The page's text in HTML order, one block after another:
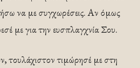
να με συγχωρέσεις. Αν όμως
με για την ευσπλαγχνία Σου.
τουλάχιστον τιμώρησέ με στη